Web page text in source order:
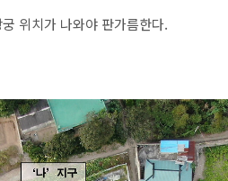
위치가 나와야 판가름한다.